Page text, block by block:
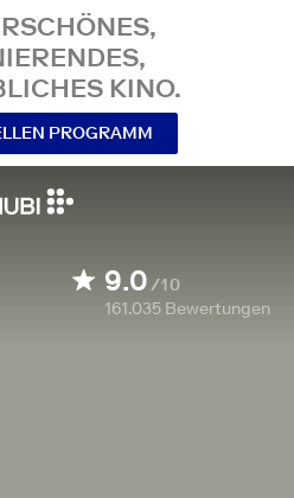
KINO.
PROGRAMM
9.0/10
161.035 Bewertungen